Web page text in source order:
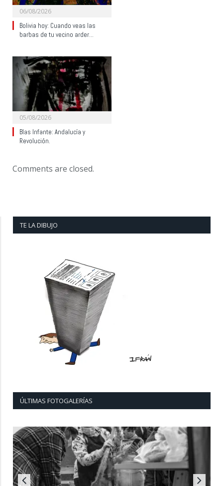
06/08/2026
Bolivia hoy: Cuando veas las
barbas de tu vecino arder…
05/08/2026
Blas Infante: Andalucía y
Revolución.
Comments are closed.
TE LA DIBUJO
ÚLTIMAS FOTOGALERÍAS